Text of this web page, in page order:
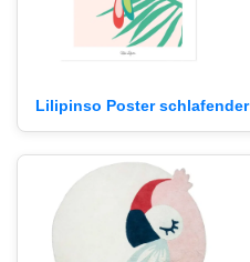
Lilipinso Poster